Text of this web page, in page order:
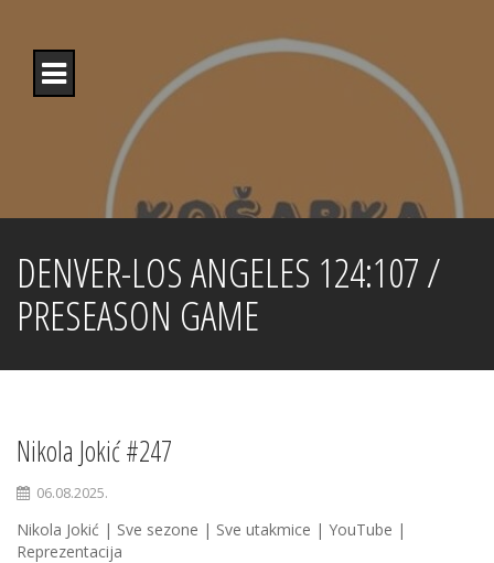
content
DENVER-LOS ANGELES 124:107 /
PRESEASON GAME
Nikola Jokić #247
06.08.2025.
Nikola Jokić | Sve sezone | Sve utakmice | YouTube |
Reprezentacija